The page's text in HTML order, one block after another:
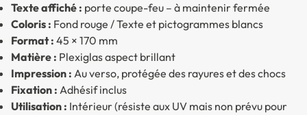
Texte affiché : porte coupe-feu – à maintenir fermée
Coloris : Fond rouge / Texte et pictogrammes blancs
Format : 45 × 170 mm
Matière : Plexiglas aspect brillant
Impression : Au verso, protégée des rayures et des chocs
Fixation : Adhésif inclus
Utilisation : Intérieur (résiste aux UV mais non prévu pour